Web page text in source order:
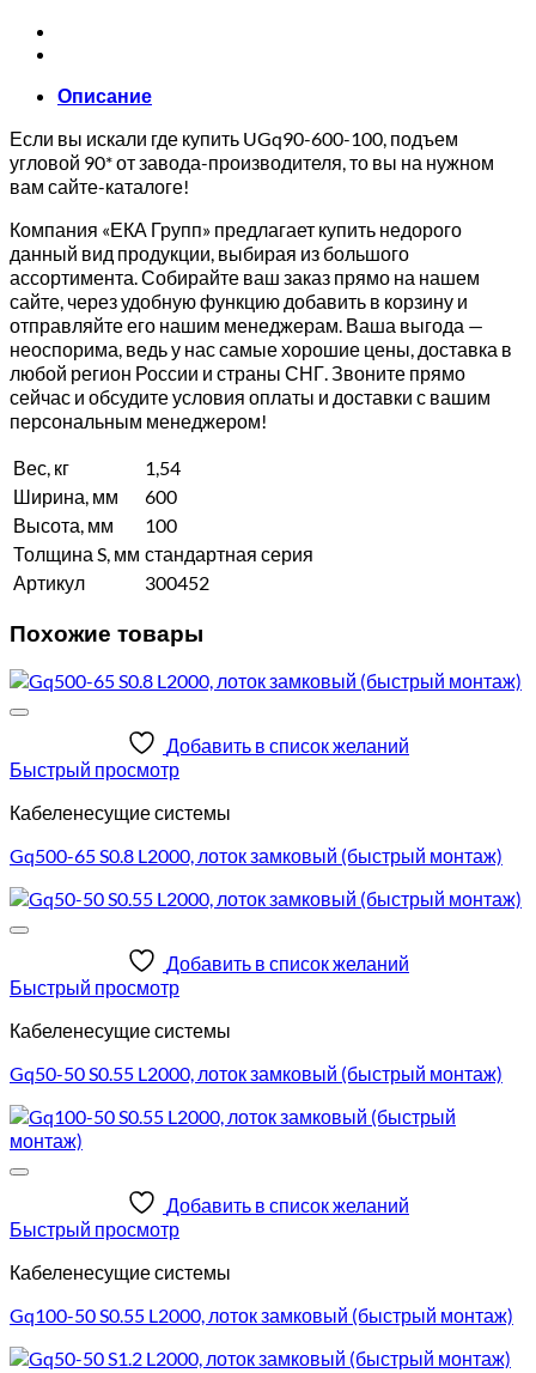
Описание
Если вы искали где купить UGq90-600-100, подъем
угловой 90* от завода-производителя, то вы на нужном
вам сайте-каталоге!
Компания «ЕКА Групп» предлагает купить недорого
данный вид продукции, выбирая из большого
ассортимента. Собирайте ваш заказ прямо на нашем
сайте, через удобную функцию добавить в корзину и
отправляйте его нашим менеджерам. Ваша выгода —
неоспорима, ведь у нас самые хорошие цены, доставка в
любой регион России и страны СНГ. Звоните прямо
сейчас и обсудите условия оплаты и доставки с вашим
персональным менеджером!
Вес, кг
1,54
Ширина, мм
600
Высота, мм
100
Толщина S, мм стандартная серия
Артикул
300452
Похожие товары
Добавить в список желаний
Быстрый просмотр
Кабеленесущие системы
Gq500-65 S0.8 L2000, лоток замковый (быстрый монтаж)
Добавить в список желаний
Быстрый просмотр
Кабеленесущие системы
Gq50-50 S0.55 L2000, лоток замковый (быстрый монтаж)
Добавить в список желаний
Быстрый просмотр
Кабеленесущие системы
Gq100-50 S0.55 L2000, лоток замковый (быстрый монтаж)